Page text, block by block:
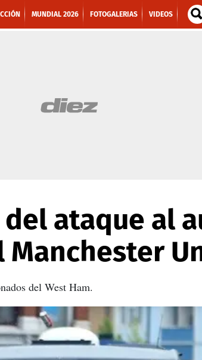
MUNDIAL 2026 FOTOGALERIAS VIDEOS
del ataque al
Manchester
del West Ham.